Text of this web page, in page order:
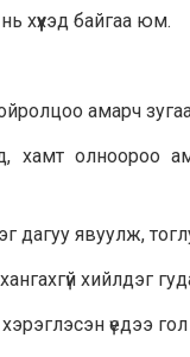
хүүхэд байгаа юм.
амарч
хамт олноороо
дагуу явуулж,
хийлдэг
үедээ